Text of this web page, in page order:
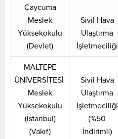
Çaycuma
Meslek
Yüksekokulu
(Devlet)
Sivil Hava
Ulaştırma
İşletmeciliği
MALTEPE
ÜNİVERSİTESİ
Meslek
Yüksekokulu
(İstanbul)
(Vakıf)
Sivil Hava
Ulaştırma
İşletmeciliği
(%50
İndirimli)